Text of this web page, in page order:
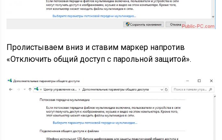
Пролистываем вниз и ставим маркер напротив
«Отключить общий доступ с парольной защитой».